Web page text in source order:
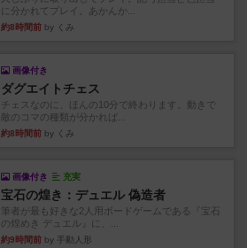
に分かれてプレイ。あかんか...
約8時間前 by くみ
画像付き
ダグエイトチェス
チェスなのに、ほんの10分で終わります。動きで
敵のコマの種類が分かれば...
約8時間前 by くみ
画像付き 充実
宝石の煌き：デュエル 偽造者
筆者が最も好きな2人用ボードゲームである『宝石
の煌めき デュエル』に、...
約9時間前 by 手動人形